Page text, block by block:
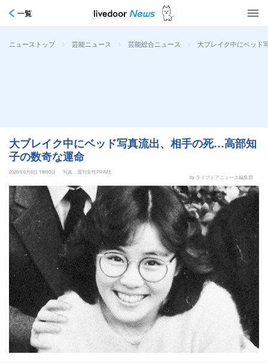
一覧
ニューストップ > 芸能ニュース > 芸能総合ニュース > 大ブレイク中にベッド
大ブレイク中にベッド写真流出、相手の死…高部知
子の数奇な運命
2026年6月6日 18時0分
写真：週刊女性PRIME
by ライブドアニュース編集部